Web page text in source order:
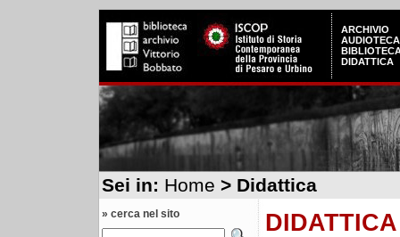
ARCHIVIO
AUDIOTECA
DIDATTICA
Sei in: Home > Didattica
» cerca nel sito DIDATTICA